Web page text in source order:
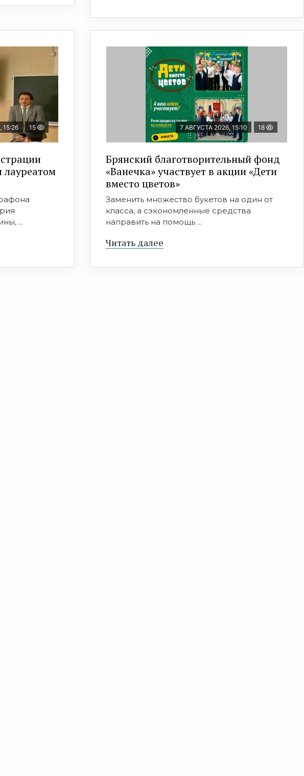
15:26 15
лауреатом
...
7 АВГУСТА 2026, 15:10 18
Брянский благотворительный фонд
«Ванечка» участвует в акции «Дети
вместо цветов»
Заменить множество букетов на один от
класса, а сэкономленные средства
направить на помощь ...
Читать далее